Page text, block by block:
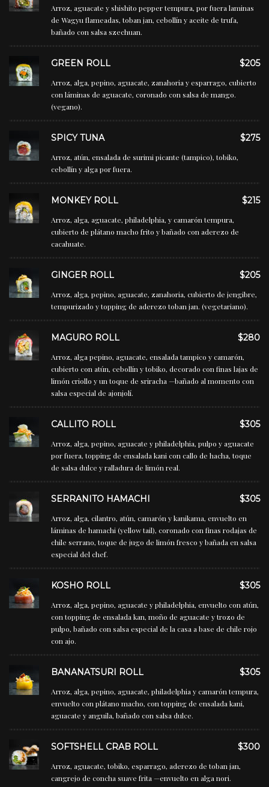
Arroz, aguacate y shishito pepper tempura, por fuera laminas
de Wagyu flameadas, toban jan, cebollín y aceite de trufa,
bañado con salsa szechuan.
GREEN ROLL $205
Arroz, alga, pepino, aguacate, zanahoria y esparrago, cubierto
con láminas de aguacate, coronado con salsa de mango.
(vegano).
SPICY TUNA $275
Arroz, atún, ensalada de surimi picante (tampico), tobiko,
cebollín y alga por fuera.
MONKEY ROLL $215
Arroz, alga, aguacate, philadelphia, y camarón tempura,
cubierto de plátano macho frito y bañado con aderezo de
cacahuate.
GINGER ROLL $205
Arroz, alga, pepino, aguacate, zanahoria, cubierto de jengibre,
tempurizado y topping de aderezo toban jan. (vegetariano).
MAGURO ROLL $280
Arroz, alga pepino, aguacate, ensalada tampico y camarón,
cubierto con atún, cebollín y tobiko, decorado con finas lajas de
limón criollo y un toque de sriracha —bañado al momento con
salsa especial de ajonjolí.
CALLITO ROLL $305
Arroz, alga, pepino, aguacate y philadelphia, pulpo y aguacate
por fuera, topping de ensalada kani con callo de hacha, toque
de salsa dulce y ralladura de limón real.
SERRANITO HAMACHI $305
Arroz, alga, cilantro, atún, camarón y kanikama, envuelto en
láminas de hamachi (yellow tail), coronado con finas rodajas de
chile serrano, toque de jugo de limón fresco y bañada en salsa
especial del chef.
KOSHO ROLL $305
Arroz, alga, pepino, aguacate y philadelphia, envuelto con atún,
con topping de ensalada kan, moño de aguacate y trozo de
pulpo, bañado con salsa especial de la casa a base de chile rojo
con ajo.
BANANATSURI ROLL $305
Arroz, alga, pepino, aguacate, philadelphia y camarón tempura,
envuelto con plátano macho, con topping de ensalada kani,
aguacate y anguila, bañado con salsa dulce.
SOFTSHELL CRAB ROLL $300
Arroz, aguacate, tobiko, esparrago, aderezo de toban jan,
cangrejo de concha suave frita —envuelto en alga nori.